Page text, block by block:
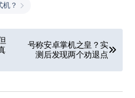
机？
号称安卓掌机之皇？实
测后发现两个劝退点